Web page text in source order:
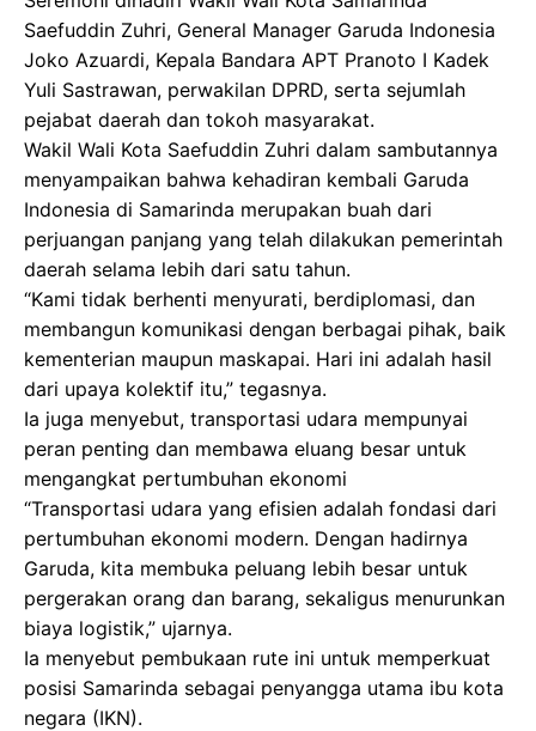
Saefuddin Zuhri, General Manager Garuda Indonesia
Joko Azuardi, Kepala Bandara APT Pranoto I Kadek
Yuli Sastrawan, perwakilan DPRD, serta sejumlah
pejabat daerah dan tokoh masyarakat.
Wakil Wali Kota Saefuddin Zuhri dalam sambutannya
menyampaikan bahwa kehadiran kembali Garuda
Indonesia di Samarinda merupakan buah dari
perjuangan panjang yang telah dilakukan pemerintah
daerah selama lebih dari satu tahun.
“Kami tidak berhenti menyurati, berdiplomasi, dan
membangun komunikasi dengan berbagai pihak, baik
kementerian maupun maskapai. Hari ini adalah hasil
dari upaya kolektif itu,” tegasnya.
Ia juga menyebut, transportasi udara mempunyai
peran penting dan membawa eluang besar untuk
mengangkat pertumbuhan ekonomi
“Transportasi udara yang efisien adalah fondasi dari
pertumbuhan ekonomi modern. Dengan hadirnya
Garuda, kita membuka peluang lebih besar untuk
pergerakan orang dan barang, sekaligus menurunkan
biaya logistik,” ujarnya.
Ia menyebut pembukaan rute ini untuk memperkuat
posisi Samarinda sebagai penyangga utama ibu kota
negara (IKN).